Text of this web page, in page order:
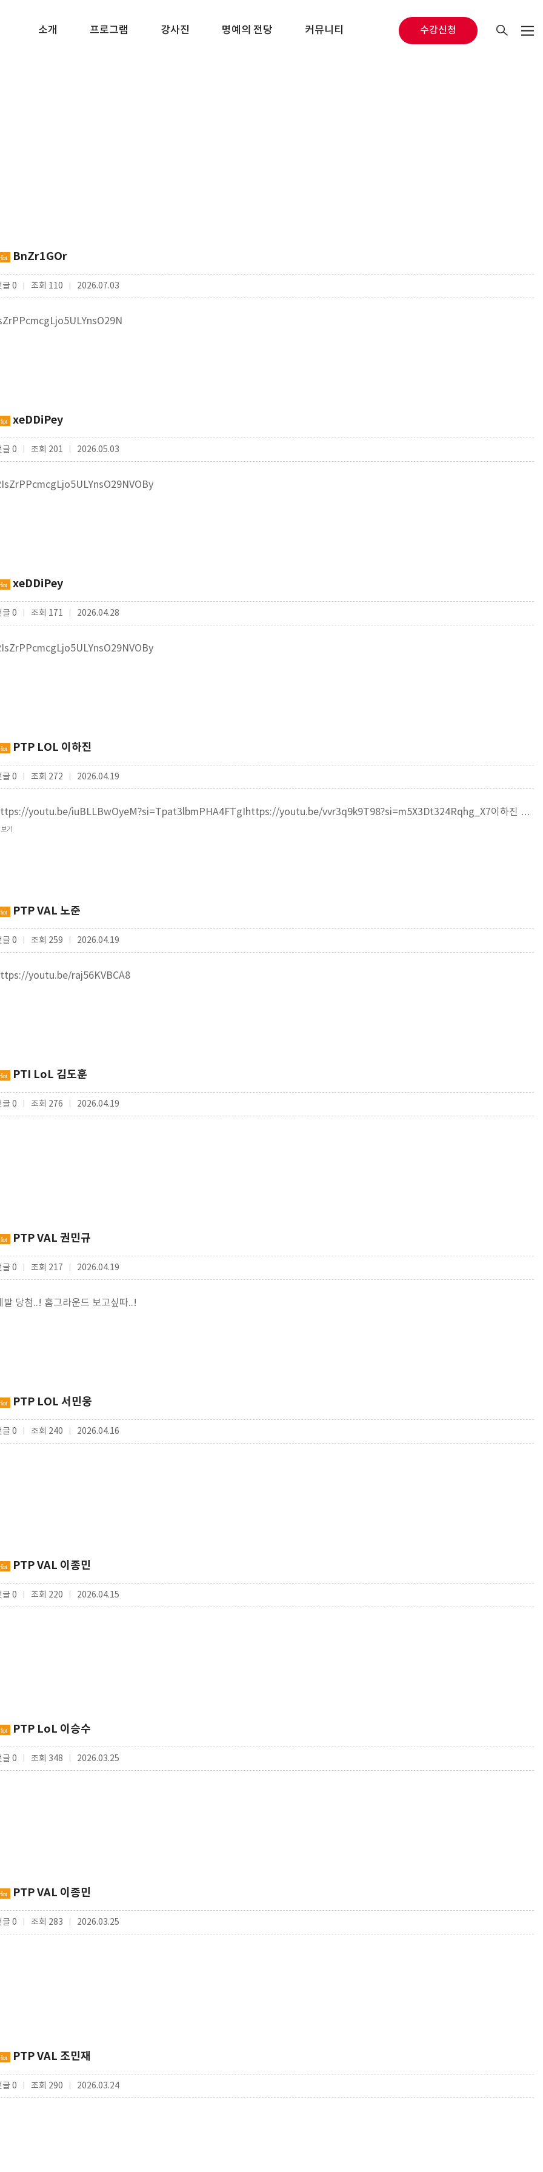
소개 프로그램 강사진 명예의 전당 커뮤니티 수강신청
BnZr1GOr
글 0 조회 110 2026.07.03
xeDDiPey
글 0 조회 201 2026.05.03
xeDDiPey
글 0 조회 171 2026.04.28
PTP LOL 이하진
글 0 조회 272 2026.04.19
youtu.be/iuBLLBwOyeM?si=Tpat3lbmPHA4FTgIhttps://youtu.be/vvr3q9k9T98?si=m5X3Dt324Rqhg_X7이하진 …
기
PTP VAL 노준
글 0 조회 259 2026.04.19
youtu.be/raj56KVBCA8
PTI LoL 김도훈
글 0 조회 276 2026.04.19
PTP VAL 권민규
글 0 조회 217 2026.04.19
발 당첨..! 홈그라운드 보고싶따..!
PTP LOL 서민웅
글 0 조회 240 2026.04.16
PTP VAL 이종민
글 0 조회 220 2026.04.15
PTP LoL 이승수
글 0 조회 348 2026.03.25
PTP VAL 이종민
글 0 조회 283 2026.03.25
PTP VAL 조민재
글 0 조회 290 2026.03.24